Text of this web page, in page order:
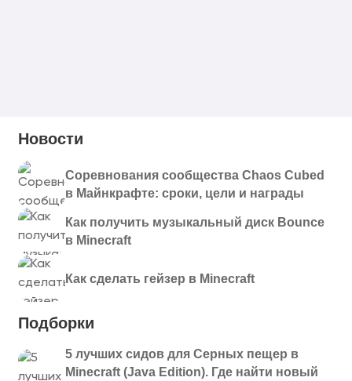
Новости
Соревнования сообщества Chaos Cubed
в Майнкрафте: сроки, цели и награды
Как получить музыкальный диск Bounce
в Minecraft
Как сделать гейзер в Minecraft
Подборки
5 лучших сидов для Серных пещер в
Minecraft (Java Edition). Где найти новый